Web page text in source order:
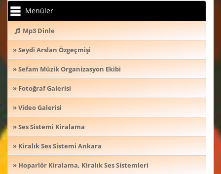
Menüler
Mp3 Dinle
» Seydi Arslan Özgeçmişi
» Sefam Müzik Organizasyon Ekibi
» Fotoğraf Galerisi
» Video Galerisi
» Ses Sistemi Kiralama
» Kiralık Ses Sistemi Ankara
» Hoparlör Kiralama, Kiralık Ses Sistemleri